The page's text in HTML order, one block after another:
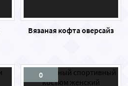
Вязаная кофта оверсайз
0